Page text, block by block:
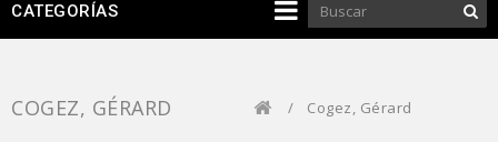
CATEGORÍAS
COGEZ, GÉRARD / Cogez, Gérard